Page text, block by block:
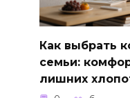
Как выбрать
семьи:
лишних